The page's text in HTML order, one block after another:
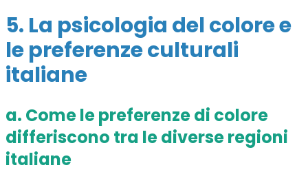
5. La psicologia del colore e
le preferenze culturali
italiane
a. Come le preferenze di colore
differiscono tra le diverse regioni
italiane